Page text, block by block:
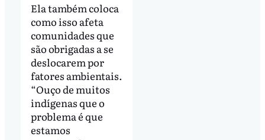
Ela também coloca
como isso afeta
comunidades que
são obrigadas a se
deslocarem por
fatores ambientais.
“Ouço de muitos
indígenas que o
problema é que
estamos